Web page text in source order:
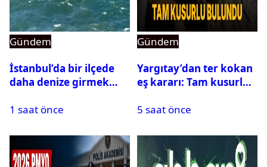
Gündem
İstanbul’da bir ilçede
daha denize girmek
1 saat önce
Gündem
Yargıtay’dan ter kokan
eş kararı: Tam kusurlu
5 saat önce